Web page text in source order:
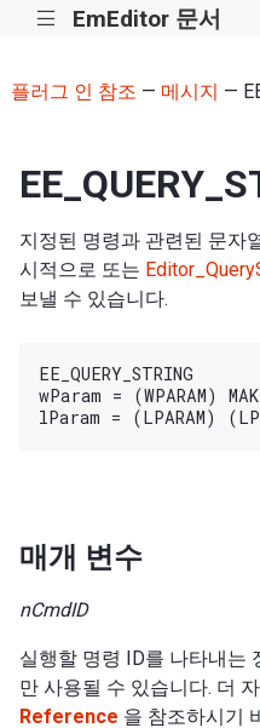
||| EmEditor 문서
플러그 인 참조 — 메시지 —
지정된 명령과 관련된 문자
시적으로 또는
보낼 수 있습니다.
EE_QUERY_STRING
wParam = (WPARAM)
매개 변수
nCmdID
실행할 명령 ID를 나타내는
만 사용될 수 있습니다. 더
Reference 을 참조하시기